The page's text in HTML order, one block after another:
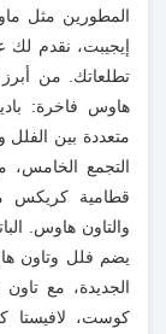
المطورين مثل
إيجيبت، نقدم لك
تطلعاتك. من
هاوس فاخرة:
متعددة بين
التجمع الخامس،
قطامية كريكس
والتاون هاوس.
الجديدة، مع
كوست، لافيستا